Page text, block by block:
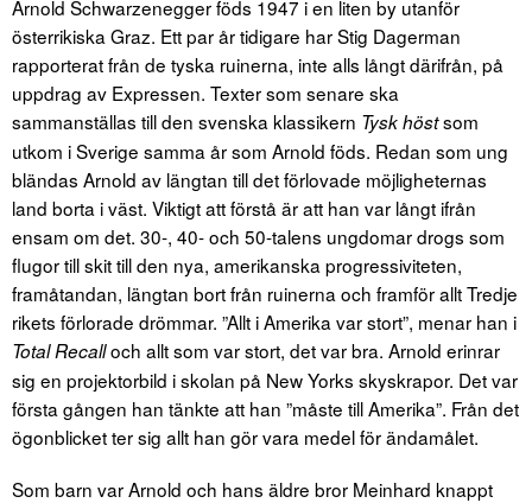
Arnold Schwarzenegger föds 1947 i en liten by utanför
österrikiska Graz. Ett par år tidigare har Stig Dagerman
rapporterat från de tyska ruinerna, inte alls långt därifrån, på
uppdrag av Expressen. Texter som senare ska
sammanställas till den svenska klassikern Tysk höstsom
utkom i Sverige samma år som Arnold föds. Redan som ung
bländas Arnold av längtan till det förlovade möjligheternas
land borta i väst. Viktigt att förstå är att han var långt ifrån
ensam om det. 30-, 40- och 50-talens ungdomar drogs som
flugor till skit till den nya, amerikanska progressiviteten,
framåtandan, längtan bort från ruinerna och framför allt Tredje
rikets förlorade drömmar. ”Allt i Amerika var stort”, menar han i
Total Recalloch allt som var stort, det var bra. Arnold erinrar
sig en projektorbild i skolan på New Yorks skyskrapor. Det var
första gången han tänkte att han ”måste till Amerika”. Från det
ögonblicket ter sig allt han gör vara medel för ändamålet.
Som barn var Arnold och hans äldre bror Meinhard knappt